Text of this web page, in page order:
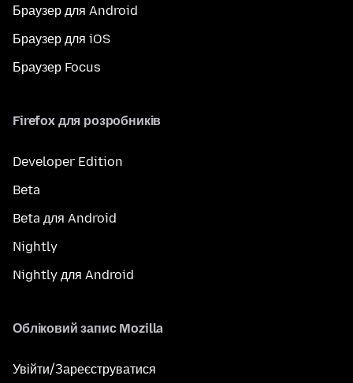
Браузер для Android
Браузер для iOS
Браузер Focus
Firefox для розробників
Developer Edition
Beta
Beta для Android
Nightly
Nightly для Android
Обліковий запис Mozilla
Увійти/Зареєструватися